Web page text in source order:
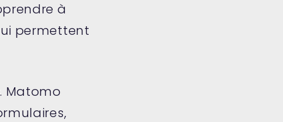
à
permettent
Matomo